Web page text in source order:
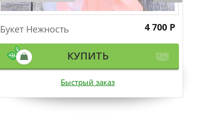
Букет Нежность 4 700 Р
КУПИТЬ
Быстрый заказ